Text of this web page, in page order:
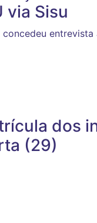
via Sisu
dos
(29)